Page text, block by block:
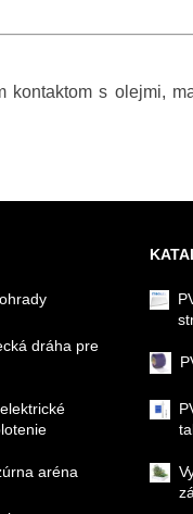
s olejmi,
dráha pre
aréna